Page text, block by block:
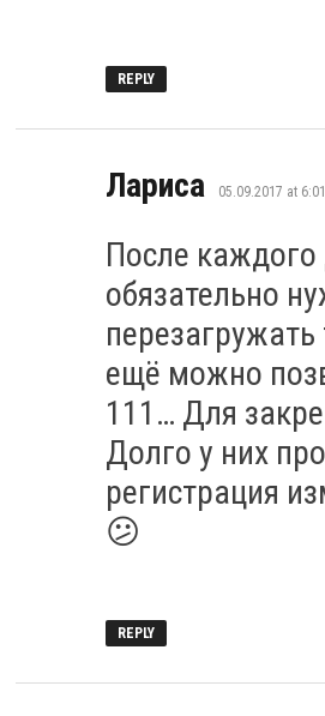
REPLY
Лариса says:
05.09.2017 at
После каждого
обязательно
ещё можно
111… Для
Долго у них
регистрация
😕
REPLY